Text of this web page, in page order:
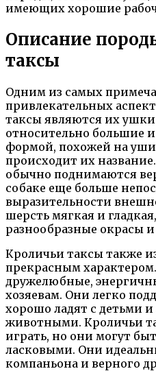
имеющих хорошие
Описание
таксы
Одним из самых
привлекательных
таксы являются их
относительно большие
формой, похожей на
происходит их
обычно поднимаются
собаке еще больше
выразительности
шерсть мягкая и
разнообразные окрасы
Кроличьи таксы также
прекрасным
дружелюбные,
хозяевам. Они легко
хорошо ладят с детьми
животными. Кроличьи
играть, но они могут
ласковыми. Они
компаньона и верного